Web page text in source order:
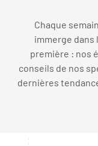
Chaque
immerge dans
première : nos
conseils de nos
dernières